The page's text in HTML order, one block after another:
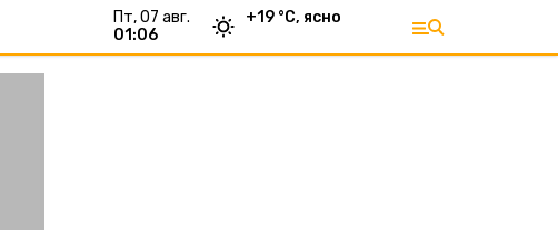
пт, 07 авг.
01:06
+19 °С, ясно